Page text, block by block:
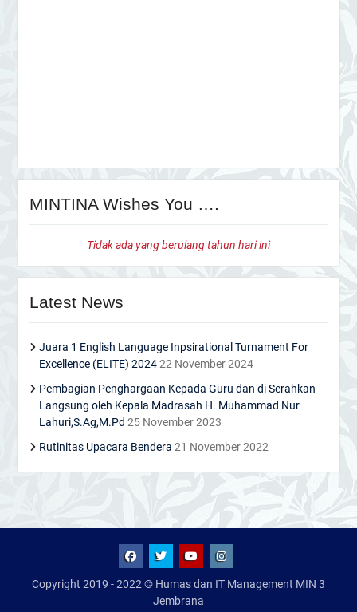
MINTINA Wishes You ….
Tidak ada yang berulang tahun hari ini
Latest News
Juara 1 English Language Inpsirational Turnament For
Excellence (ELITE) 2024 22 November 2024
Pembagian Penghargaan Kepada Guru dan di Serahkan
Langsung oleh Kepala Madrasah H. Muhammad Nur
Lahuri,S.Ag,M.Pd 25 November 2023
Rutinitas Upacara Bendera 21 November 2022
FB TW YT IG
Copyright 2019 - 2022 © Humas dan IT Management MIN 3
Jembrana